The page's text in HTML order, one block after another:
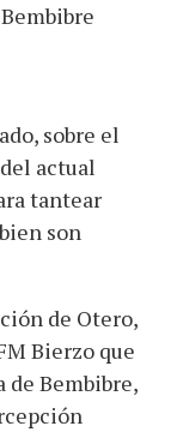
sobre el
actual
tantear
son
de Otero,
Bierzo que
de Bembibre,